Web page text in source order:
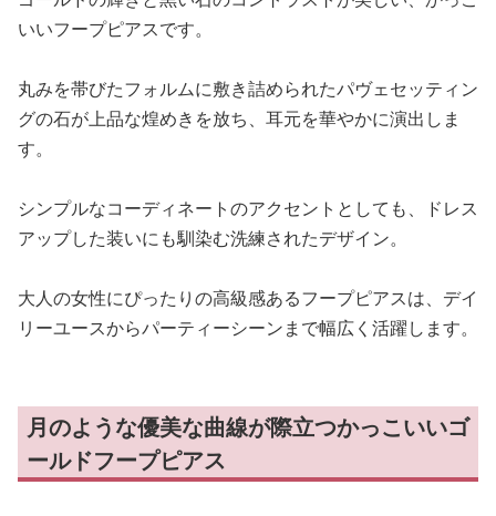
いいフープピアスです。
丸みを帯びたフォルムに敷き詰められたパヴェセッティン
グの石が上品な煌めきを放ち、耳元を華やかに演出しま
す。
シンプルなコーディネートのアクセントとしても、ドレス
アップした装いにも馴染む洗練されたデザイン。
大人の女性にぴったりの高級感あるフープピアスは、デイ
リーユースからパーティーシーンまで幅広く活躍します。
月のような優美な曲線が際立つかっこいいゴ
ールドフープピアス